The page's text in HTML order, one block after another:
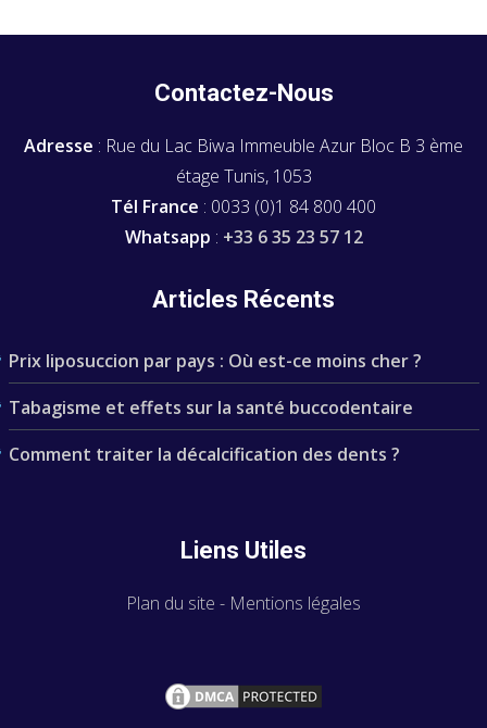
Contactez-Nous
Adresse : Rue du Lac Biwa Immeuble Azur Bloc B 3 ème
étage Tunis, 1053
Tél France : 0033 (0)1 84 800 400
Whatsapp : +33 6 35 23 57 12
Articles Récents
Prix liposuccion par pays : Où est-ce moins cher ?
Tabagisme et effets sur la santé buccodentaire
Comment traiter la décalcification des dents ?
Liens Utiles
Plan du site - Mentions légales